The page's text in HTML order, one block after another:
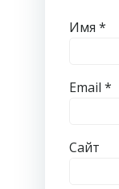
Имя *
Email *
Сайт